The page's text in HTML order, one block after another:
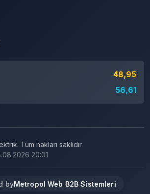
48,95
56,61
Tüm hakları saklıdır.
20:01
byMetropol Web B2B Sistemleri